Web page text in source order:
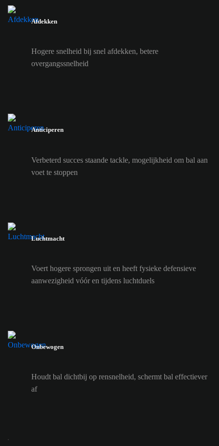
Afdekken
Hogere snelheid bij snel afdekken, betere
overgangssnelheid
Anticiperen
Verbeterd succes staande tackle, mogelijkheid om bal aan
voet te stoppen
Luchtmacht
Voert hogere sprongen uit en heeft fysieke defensieve
aanwezigheid vóór en tijdens luchtduels
Onbewogen
Houdt bal dichtbij op rensnelheid, schermt bal effectiever
af